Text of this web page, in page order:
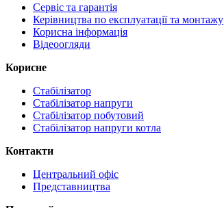
Сервіс та гарантія
Керівництва по експлуатації та монтажу
Корисна інформація
Відеоогляди
Корисне
Стабілізатор
Стабілізатор напруги
Стабілізатор побутовий
Стабілізатор напруги котла
Контакти
Центральний офіс
Представництва